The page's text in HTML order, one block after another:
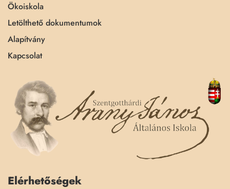
Ökoiskola
Letölthető dokumentumok
Alapítvány
Kapcsolat
Elérhetőségek